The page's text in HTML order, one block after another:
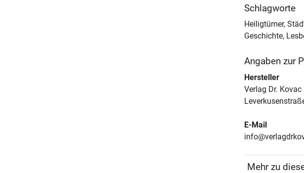
Schlagworte
Heiligtümer,
Geschichte,
Angaben zur
Hersteller
Verlag Dr. Kovac
E-Mail
Mehr zu